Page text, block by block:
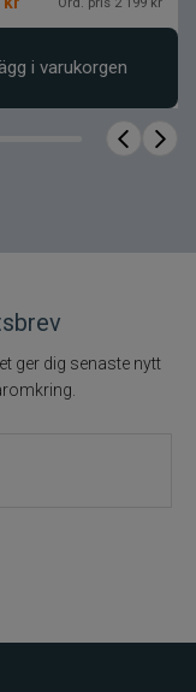
Curado M
i varukorgen
ger dig senaste nytt